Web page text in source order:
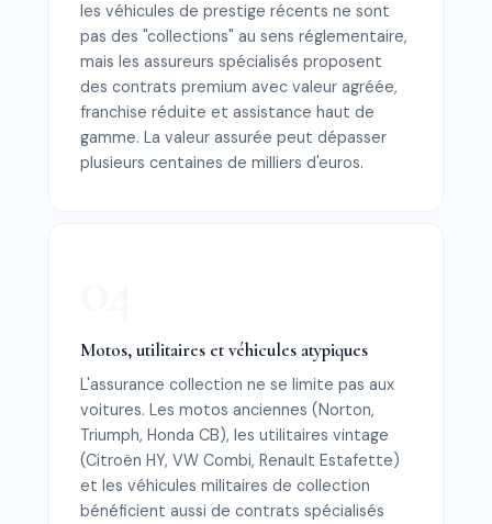
les véhicules de prestige récents ne sont
pas des "collections" au sens réglementaire,
mais les assureurs spécialisés proposent
des contrats premium avec valeur agréée,
franchise réduite et assistance haut de
gamme. La valeur assurée peut dépasser
plusieurs centaines de milliers d'euros.
Motos, utilitaires et véhicules atypiques
L'assurance collection ne se limite pas aux
voitures. Les motos anciennes (Norton,
Triumph, Honda CB), les utilitaires vintage
(Citroën HY, VW Combi, Renault Estafette)
et les véhicules militaires de collection
bénéficient aussi de contrats spécialisés